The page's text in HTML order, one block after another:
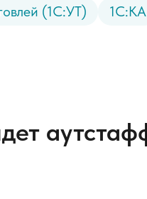
(1С:УТ)
1С:КА